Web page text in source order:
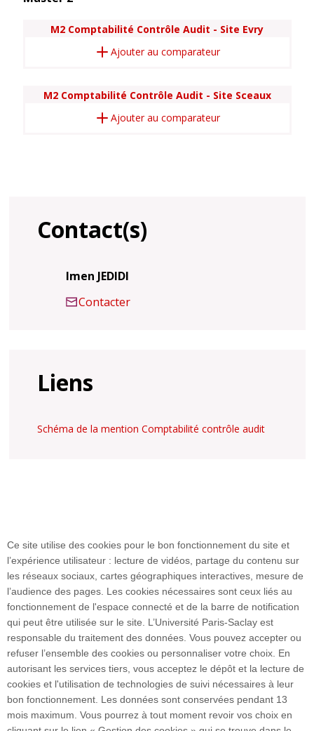
M2 Comptabilité Contrôle Audit - Site Evry
Ajouter au comparateur
M2 Comptabilité Contrôle Audit - Site Sceaux
Ajouter au comparateur
Contact(s)
Imen JEDIDI
Contacter
Liens
Schéma de la mention Comptabilité contrôle audit
Plan du site
Accueil des publics internationaux
54, boulevard Desgranges - 92331 Sceaux cedex I
FRANCE
Ce site utilise des cookies pour le bon fonctionnement du site et
l’expérience utilisateur : lecture de vidéos, partage du contenu sur
les réseaux sociaux, cartes géographiques interactives, mesure de
l’audience des pages. Les cookies nécessaires sont ceux liés au
fonctionnement de l'espace connecté et de la barre de notification
qui peut être utilisée sur le site. L’Université Paris-Saclay est
responsable du traitement des données. Vous pouvez accepter ou
refuser l’ensemble des cookies ou personnaliser votre choix. En
autorisant les services tiers, vous acceptez le dépôt et la lecture de
cookies et l'utilisation de technologies de suivi nécessaires à leur
bon fonctionnement. Les données sont conservées pendant 13
mois maximum. Vous pourrez à tout moment revoir vos choix en